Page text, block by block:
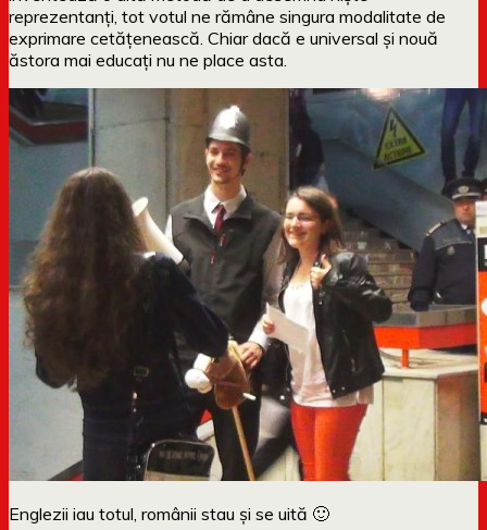
reprezentanți, tot votul ne rămâne singura modalitate de
exprimare cetățenească. Chiar dacă e universal și nouă
ăstora mai educați nu ne place asta.
Englezii iau totul, românii stau și se uită 🙂